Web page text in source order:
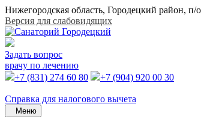
Нижегородская область, Городецкий район, п/
Версия для слабовидящих
Задать вопрос
врачу по лечению
+7 (831) 274 60 80
+7 (904) 920 00 30
Справка для налогового вычета
Меню